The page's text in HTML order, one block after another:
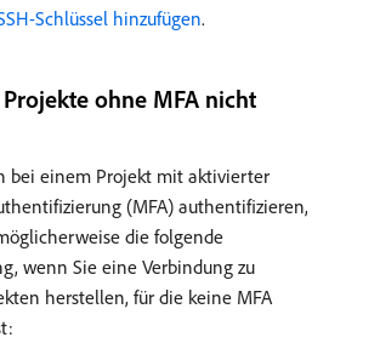
Schlüssel hinzufügen.
ohne MFA nicht
bei einem Projekt mit aktivierter
(MFA) authentifizieren,
die folgende
wenn Sie eine Verbindung zu
herstellen, für die keine MFA